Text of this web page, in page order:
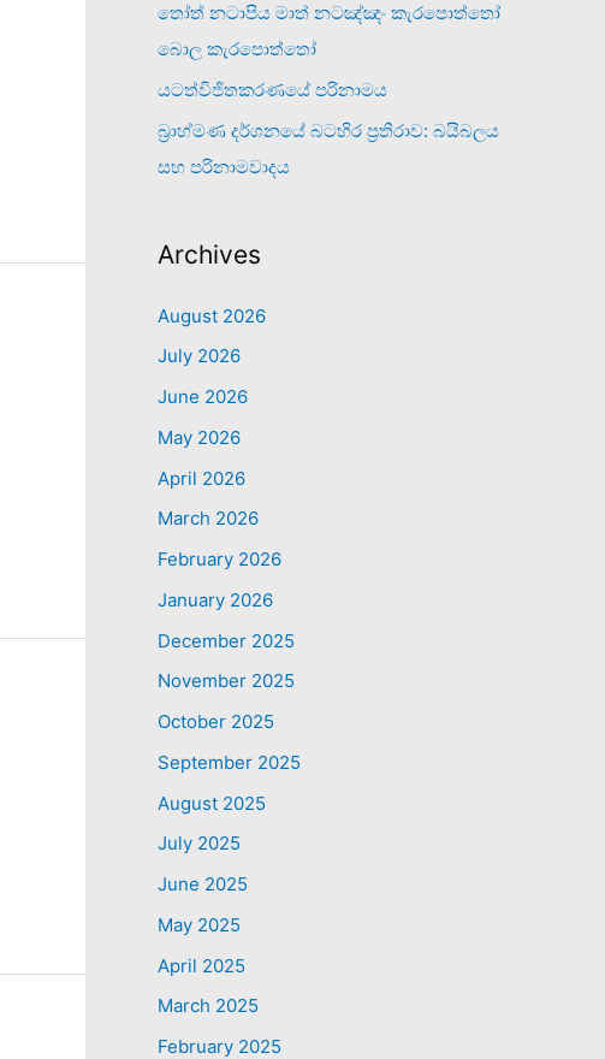
තෝත් නටාපිය මාත් නටඤ්ඤං කැරපොත්තෝ
බොල කැරපොත්තෝ
යටත්විජිතකරණයේ පරිනාමය
බ්‍රාහ්මණ දර්ශනයේ බටහිර ප්‍රතිරාව: බයිබලය
සහ පරිනාමවාදය
Archives
August 2026
July 2026
June 2026
May 2026
April 2026
March 2026
February 2026
January 2026
December 2025
November 2025
October 2025
September 2025
August 2025
July 2025
June 2025
May 2025
April 2025
March 2025
February 2025